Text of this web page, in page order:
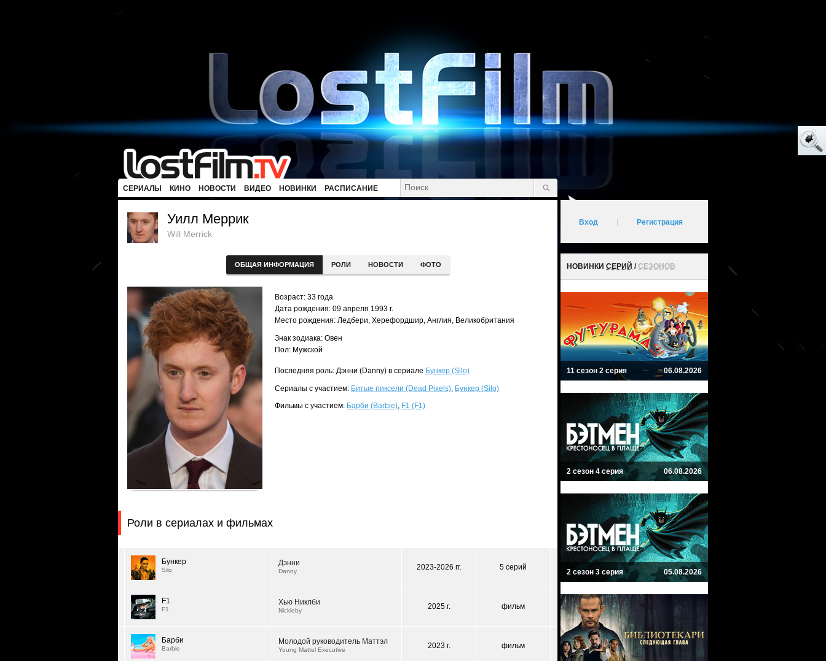
СЕРИАЛЫ КИНО НОВОСТИ ВИДЕО НОВИНКИ РАСПИСАНИЕ
Уилл Меррик
Will Merrick
ОБЩАЯ ИНФОРМАЦИЯ РОЛИ НОВОСТИ ФОТО
Возраст: 33 года
Дата рождения: 09 апреля 1993 г.
Место рождения: Ледбери, Херефордшир, Англия, Великобритания
Знак зодиака: Овен
Пол: Мужской
Последняя роль: Дэнни (Danny) в сериале Бункер (Silo)
Сериалы с участием: Битые пиксели (Dead Pixels), Бункер (Silo)
Фильмы с участием: Барби (Barbie), F1 (F1)
Роли в сериалах и фильмах
Бункер
Silo
Дэнни
Danny 2023-2026 гг. 5 серий
F1
F1
Хью Никлби
Nickleby 2025 г. фильм
Барби
Barbie
Молодой руководитель Маттэл
Young Mattel Executive 2023 г. фильм
Вход Регистрация
НОВИНКИ СЕРИЙ /СЕЗОНОВ
11 сезон 2 серия 06.08.2026
2 сезон 4 серия 06.08.2026
2 сезон 3 серия 05.08.2026